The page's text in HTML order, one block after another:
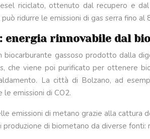
riciclato, ottenuto dal recupero e
ridurre le emissioni di gas serra fino al
energia rinnovabile dal
biocarburante gassoso prodotto dalla
che viene poi purificato per ottenere
La città di Bolzano, ad
emissioni di CO2.
emissioni di metano grazie alla cattura
produzione di biometano da diverse fonti: